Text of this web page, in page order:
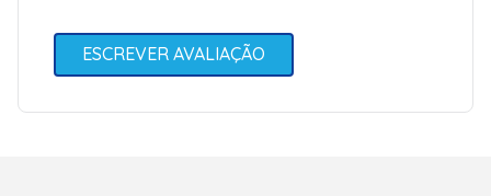
ESCREVER AVALIAÇÃO